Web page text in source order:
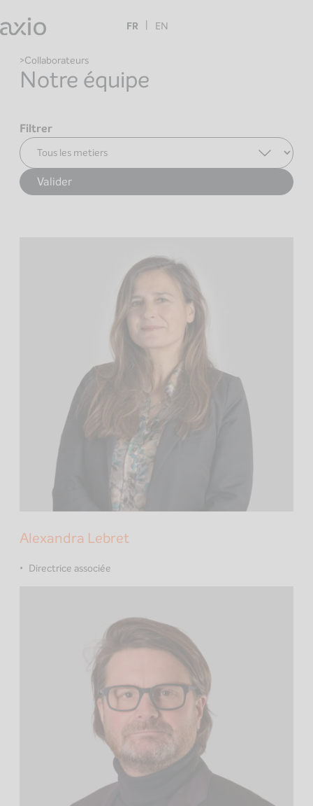
to
content
FR EN
Collaborateurs
Notre équipe
Filtrer
Alexandra Lebret
Directrice associée